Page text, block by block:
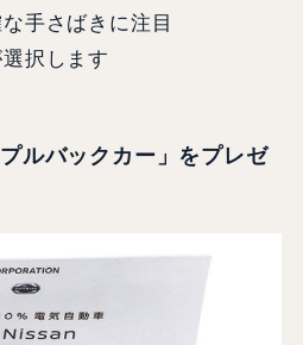
手さばきに注目
択します
ルバックカー」をプレゼ